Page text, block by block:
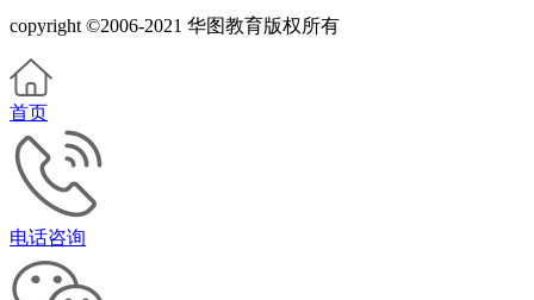
copyright ©2006-2021 华图教育版权所有
首页
电话咨询